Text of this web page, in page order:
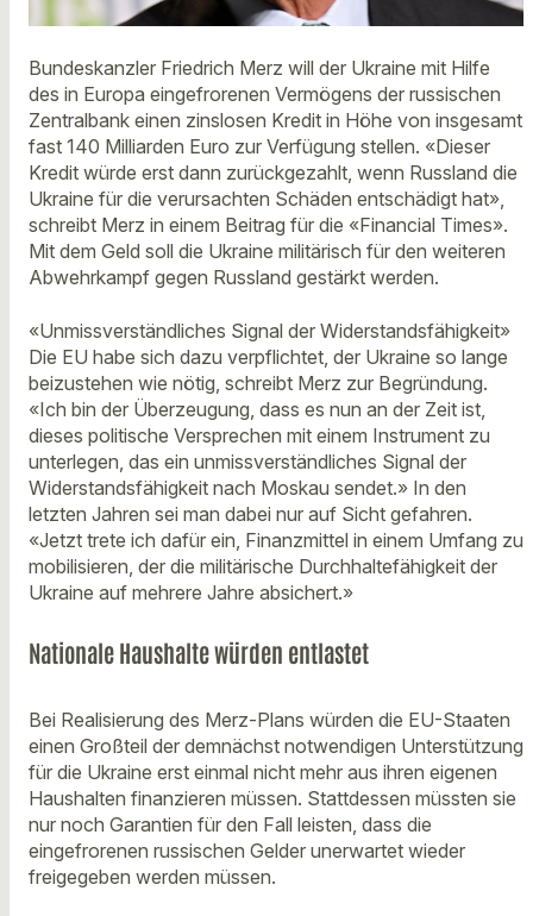
Bundeskanzler Friedrich Merz will der Ukraine mit Hilfe
des in Europa eingefrorenen Vermögens der russischen
Zentralbank einen zinslosen Kredit in Höhe von insgesamt
fast 140 Milliarden Euro zur Verfügung stellen. «Dieser
Kredit würde erst dann zurückgezahlt, wenn Russland die
Ukraine für die verursachten Schäden entschädigt hat»,
schreibt Merz in einem Beitrag für die «Financial Times».
Mit dem Geld soll die Ukraine militärisch für den weiteren
Abwehrkampf gegen Russland gestärkt werden.
«Unmissverständliches Signal der Widerstandsfähigkeit»
Die EU habe sich dazu verpflichtet, der Ukraine so lange
beizustehen wie nötig, schreibt Merz zur Begründung.
«Ich bin der Überzeugung, dass es nun an der Zeit ist,
dieses politische Versprechen mit einem Instrument zu
unterlegen, das ein unmissverständliches Signal der
Widerstandsfähigkeit nach Moskau sendet.» In den
letzten Jahren sei man dabei nur auf Sicht gefahren.
«Jetzt trete ich dafür ein, Finanzmittel in einem Umfang zu
mobilisieren, der die militärische Durchhaltefähigkeit der
Ukraine auf mehrere Jahre absichert.»
Nationale Haushalte würden entlastet
Bei Realisierung des Merz-Plans würden die EU-Staaten
einen Großteil der demnächst notwendigen Unterstützung
für die Ukraine erst einmal nicht mehr aus ihren eigenen
Haushalten finanzieren müssen. Stattdessen müssten sie
nur noch Garantien für den Fall leisten, dass die
eingefrorenen russischen Gelder unerwartet wieder
freigegeben werden müssen.